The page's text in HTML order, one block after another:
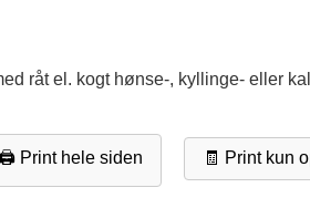
råt el. kogt hønse-, kyllinge- eller
Print hele siden 🧾 Print kun